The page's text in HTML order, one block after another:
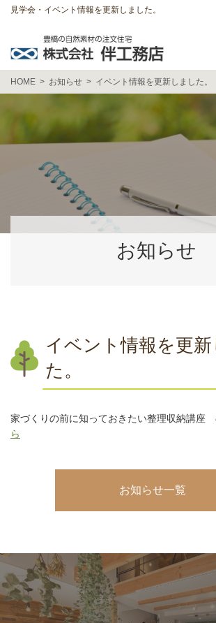
見学会・イベント情報を更新しました。
HOME お知らせ イベント情報を更新しました。
お知らせ
イベント情報を更新
た。
家づくりの前に知っておきたい整理収納講座
ら
お知らせ一覧